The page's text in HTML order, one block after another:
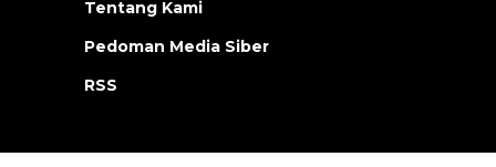
Tentang Kami
Pedoman Media Siber
RSS